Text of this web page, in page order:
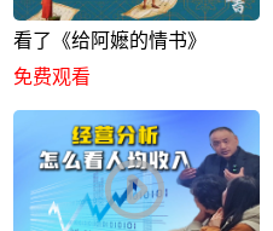
看了《给阿嬷的情书》
免费观看